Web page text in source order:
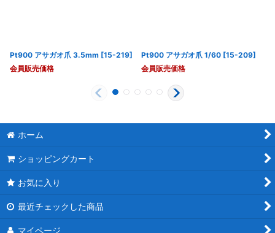
Pt900 アサガオ爪 3.5mm [15-219]
会員販売価格
Pt900 アサガオ爪 1/60 [15-209]
会員販売価格
ホーム
ショッピングカート
お気に入り
最近チェックした商品
マイページ